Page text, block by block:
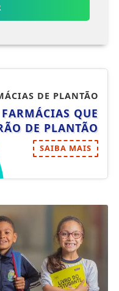
DE PLANTÃO
QUE
DE PLANTÃO
SAIBA MAIS